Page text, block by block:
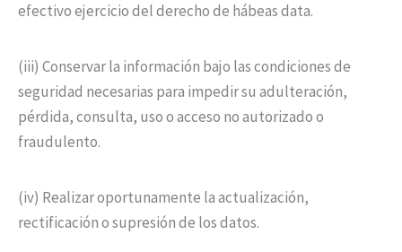
efectivo ejercicio del derecho de hábeas data.
(iii) Conservar la información bajo las condiciones de
seguridad necesarias para impedir su adulteración,
pérdida, consulta, uso o acceso no autorizado o
fraudulento.
(iv) Realizar oportunamente la actualización,
rectificación o supresión de los datos.